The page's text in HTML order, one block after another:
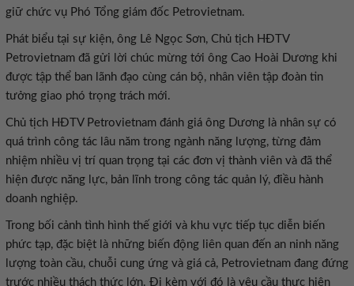
giữ chức vụ Phó Tổng giám đốc Petrovietnam.
Phát biểu tại sự kiện, ông Lê Ngọc Sơn, Chủ tịch HĐTV
Petrovietnam đã gửi lời chúc mừng tới ông Cao Hoài Dương khi
được tập thể ban lãnh đạo cùng cán bộ, nhân viên tập đoàn tin
tưởng giao phó trọng trách mới.
Chủ tịch HĐTV Petrovietnam đánh giá ông Dương là nhân sự có
quá trình công tác lâu năm trong ngành năng lượng, từng đảm
nhiệm nhiều vị trí quan trọng tại các đơn vị thành viên và đã thể
hiện được năng lực, bản lĩnh trong công tác quản lý, điều hành
doanh nghiệp.
Trong bối cảnh tình hình thế giới và khu vực tiếp tục diễn biến
phức tạp, đặc biệt là những biến động liên quan đến an ninh năng
lượng toàn cầu, chuỗi cung ứng và giá cả, Petrovietnam đang đứng
trước nhiều thách thức lớn. Đi kèm với đó là yêu cầu thực hiện